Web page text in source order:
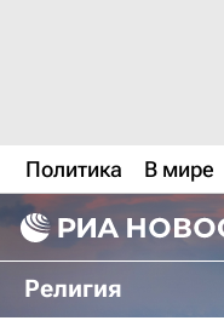
Политика В мире
Религия